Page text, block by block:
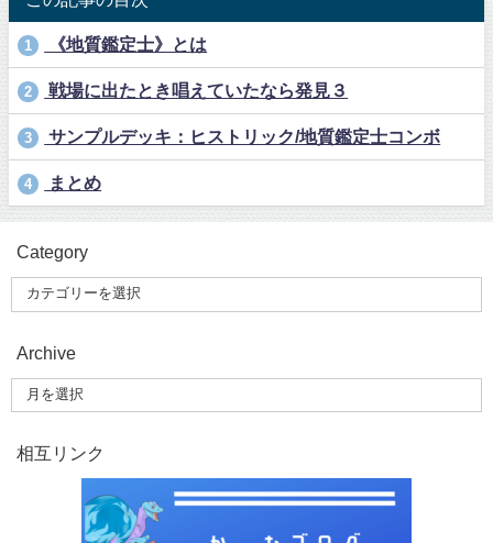
1 《地質鑑定士》とは
2 戦場に出たとき唱えていたなら発見３
3 サンプルデッキ：ヒストリック/地質鑑定士コンボ
4 まとめ
Category
Archive
相互リンク